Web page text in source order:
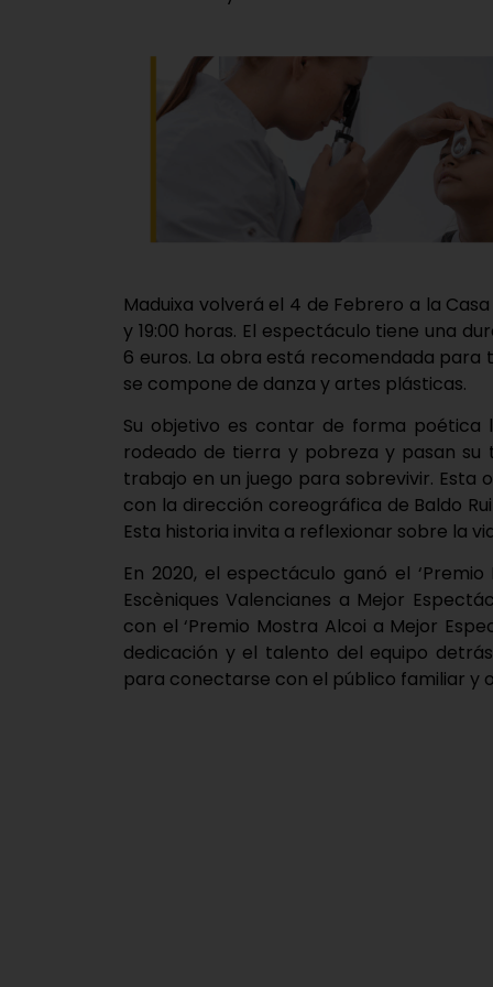
Maduixa volverá el 4 de Febrero a la
y 19:00 horas. El espectáculo tiene una
6 euros. La obra está recomendada para
se compone de danza y artes plásticas.
Su objetivo es contar de forma poética
rodeado de tierra y pobreza y pasan
trabajo en un juego para sobrevivir. Esta
con la dirección coreográfica de Baldo
Esta historia invita a reflexionar sobre la
En 2020, el espectáculo ganó el
Escèniques Valencianes a Mejor
con el ‘Premio Mostra Alcoi a Mejor
dedicación y el talento del equipo
para conectarse con el público familiar y